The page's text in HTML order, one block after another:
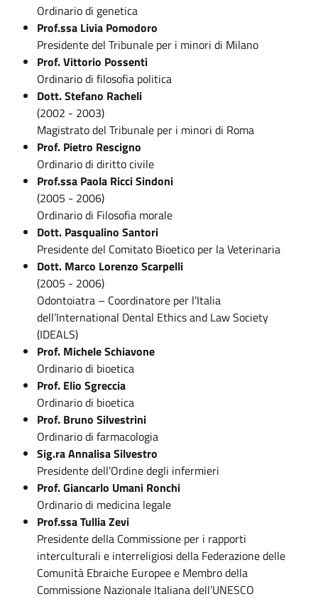
Ordinario di genetica
Prof.ssa Livia Pomodoro
Presidente del Tribunale per i minori di Milano
Prof. Vittorio Possenti
Ordinario di filosofia politica
Dott. Stefano Racheli
(2002 - 2003)
Magistrato del Tribunale per i minori di Roma
Prof. Pietro Rescigno
Ordinario di diritto civile
Prof.ssa Paola Ricci Sindoni
(2005 - 2006)
Ordinario di Filosofia morale
Dott. Pasqualino Santori
Presidente del Comitato Bioetico per la Veterinaria
Dott. Marco Lorenzo Scarpelli
(2005 - 2006)
Odontoiatra – Coordinatore per l’Italia
dell’International Dental Ethics and Law Society
(IDEALS)
Prof. Michele Schiavone
Ordinario di bioetica
Prof. Elio Sgreccia
Ordinario di bioetica
Prof. Bruno Silvestrini
Ordinario di farmacologia
Sig.ra Annalisa Silvestro
Presidente dell’Ordine degli infermieri
Prof. Giancarlo Umani Ronchi
Ordinario di medicina legale
Prof.ssa Tullia Zevi
Presidente della Commissione per i rapporti
interculturali e interreligiosi della Federazione delle
Comunità Ebraiche Europee e Membro della
Commissione Nazionale Italiana dell’UNESCO